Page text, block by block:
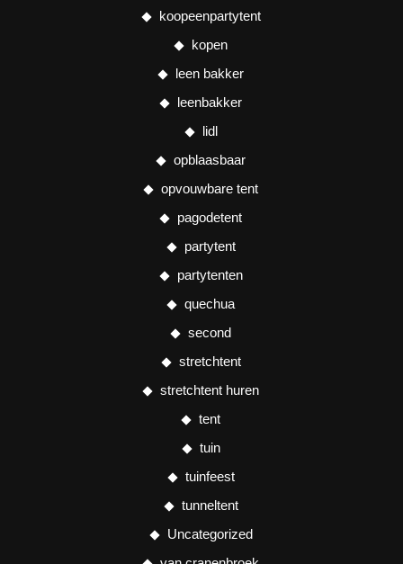
koopeenpartytent
kopen
leen bakker
leenbakker
lidl
opblaasbaar
opvouwbare tent
pagodetent
partytent
partytenten
quechua
second
stretchtent
stretchtent huren
tent
tuin
tuinfeest
tunneltent
Uncategorized